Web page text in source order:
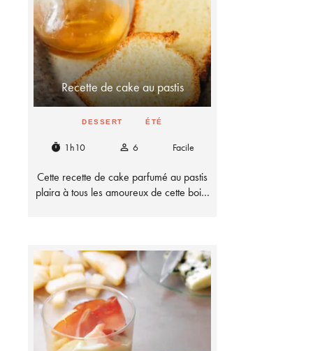
Recette de cake au pastis
DESSERT ÉTÉ
timer 1h10 person_outline 6 Facile
Cette recette de cake parfumé au pastis
plaira à tous les amoureux de cette boi…